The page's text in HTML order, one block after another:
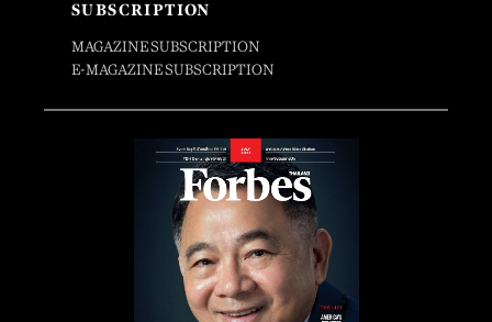
SUBSCRIPTION
MAGAZINE SUBSCRIPTION
E-MAGAZINE SUBSCRIPTION